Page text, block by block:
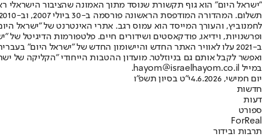
"ישראל היום" הוא גוף תקשורת שנוסד מתוך האמונה שהציבור הישראלי
ופרשנויות, וידיאו, פודקאסטים ושידורים חיים. פלטפורמות הדיגיטל של
ב-2021 עלו לאוויר האתר החדש והיישומון החדש של "ישראל
ואפשר לקבל אותם גם בניוזלטר. מועדון ההטבות הייחודי "הקליקה של
במייל hayom@israelhayom.co.il.
יום חמישי, 4.6.2026
י"ט בסיון תשפ"ו
חדשות
דעות
ספורט
ForReal
תרבות ובידור